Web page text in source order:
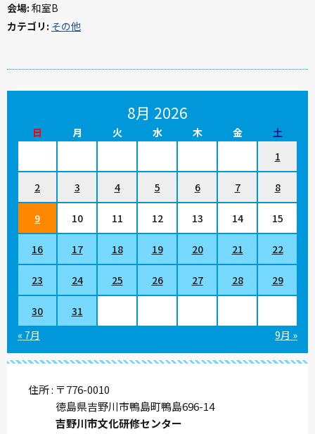
会場: 和室B
カテゴリ: その他
8月 2026
日 月 火 水 木 金
土
1
2 3 4 5 6 7 8
9 10 11 12 13 14 15
16 17 18 19 20 21 22
23 24 25 26 27 28 29
30
31
« 7月
9月 »
住所 〒776-0010
徳島県吉野川市鴨島町鴨島696-14
吉野川市文化研修センター